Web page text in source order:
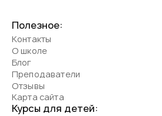
Полезное:
Контакты
О школе
Блог
Преподаватели
Отзывы
Карта сайта
Курсы для детей: